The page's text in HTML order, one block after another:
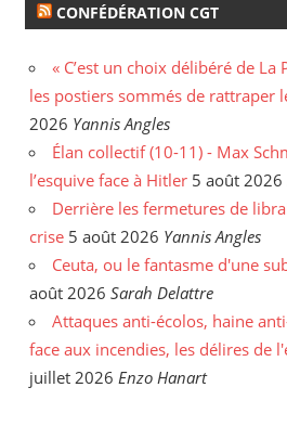
CONFÉDÉRATION CGT
« C’est un choix délibéré de La
les postiers sommés de rattraper
2026 Yannis Angles
Élan collectif (10-11) - Max
l’esquive face à Hitler 5 août 2026
Derrière les fermetures de
crise 5 août 2026 Yannis Angles
Ceuta, ou le fantasme d'une
août 2026 Sarah Delattre
Attaques anti-écolos, haine
face aux incendies, les délires de
juillet 2026 Enzo Hanart